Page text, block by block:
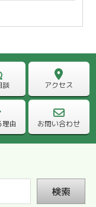
とができ大変感
願いしてよかっ
談 アクセス
由 お問い合わせ
検索